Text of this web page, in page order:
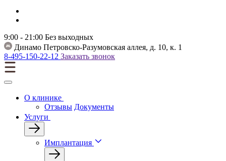
9:00 - 21:00 Без выходных
Динамо Петровско-Разумовская аллея, д. 10, к. 1
8-495-150-22-12 Заказать звонок
О клинике
Отзывы Документы
Услуги
Имплантация